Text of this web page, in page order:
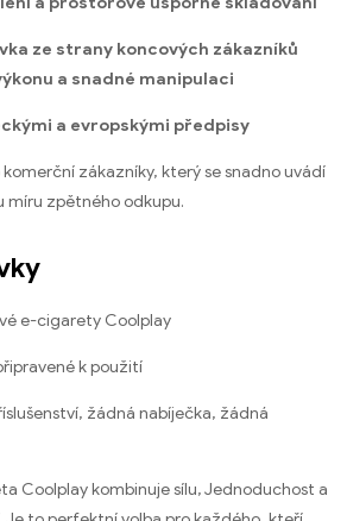
ze strany koncových zákazníků
a snadné manipulaci
a evropskými předpisy
zákazníky, který se snadno uvádí
míru zpětného odkupu.
e-cigarety Coolplay
k použití
žádná nabíječka, žádná
Coolplay kombinuje sílu, Jednoduchost a